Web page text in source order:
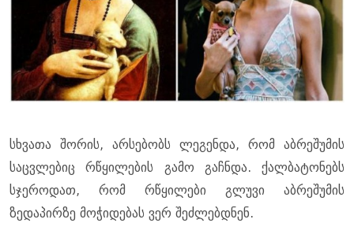
სხვათა შორის, არსებობს ლეგენდა, რომ აბრეშუმის
საცვლებიც რწყილების გამო გაჩნდა. ქალბატონებს
სჯეროდათ, რომ რწყილები გლუვი აბრეშუმის
ზედაპირზე მოჭიდებას ვერ შეძლებდნენ.